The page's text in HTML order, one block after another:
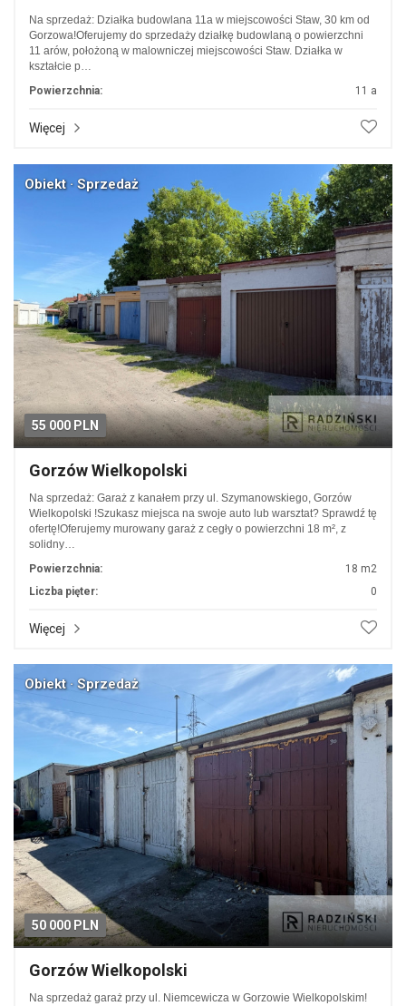
Na sprzedaż: Działka budowlana 11a w miejscowości Staw, 30 km od
Gorzowa!Oferujemy do sprzedaży działkę budowlaną o powierzchni
11 arów, położoną w malowniczej miejscowości Staw. Działka w
kształcie p…
Powierzchnia:
11 a
Więcej
55 000 PLN
Obiekt · Sprzedaż
Gorzów Wielkopolski
Na sprzedaż: Garaż z kanałem przy ul. Szymanowskiego, Gorzów
Wielkopolski !Szukasz miejsca na swoje auto lub warsztat? Sprawdź tę
ofertę!Oferujemy murowany garaż z cegły o powierzchni 18 m², z
solidny…
Powierzchnia:
18 m2
Liczba pięter:
0
Więcej
50 000 PLN
Obiekt · Sprzedaż
Gorzów Wielkopolski
Na sprzedaż garaż przy ul. Niemcewicza w Gorzowie Wielkopolskim!